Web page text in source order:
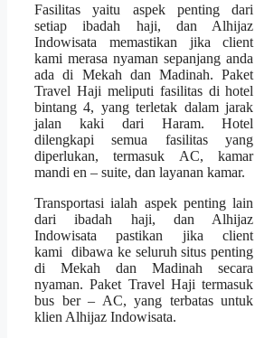
Fasilitas yaitu aspek penting dari
setiap ibadah haji, dan Alhijaz
Indowisata memastikan jika client
kami merasa nyaman sepanjang anda
ada di Mekah dan Madinah. Paket
Travel Haji meliputi fasilitas di hotel
bintang 4, yang terletak dalam jarak
jalan kaki dari Haram. Hotel
dilengkapi semua fasilitas yang
diperlukan, termasuk AC, kamar
mandi en – suite, dan layanan kamar.
Transportasi ialah aspek penting lain
dari ibadah haji, dan Alhijaz
Indowisata pastikan jika client
kami dibawa ke seluruh situs penting
di Mekah dan Madinah secara
nyaman. Paket Travel Haji termasuk
bus ber – AC, yang terbatas untuk
klien Alhijaz Indowisata.